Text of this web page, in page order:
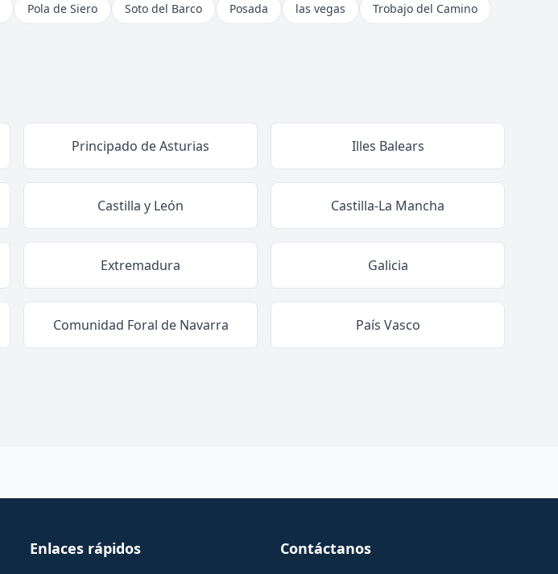
Pola de Siero Soto del Barco Posada las vegas
Trobajo del Camino
Principado de Asturias Illes Balears
Castilla y León Castilla-La Mancha
Extremadura Galicia
Comunidad Foral de Navarra País Vasco
Enlaces rápidos Contáctanos